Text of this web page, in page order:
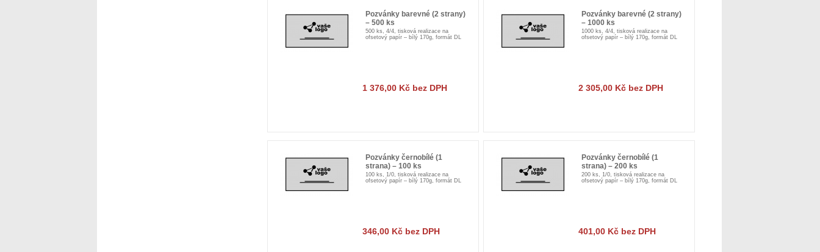
Pozvánky barevné (2 strany)
– 500 ks
500 ks, 4/4, tisková realizace na
ofsetový papír – bílý 170g, formát DL
1 376,00 Kč bez DPH
Pozvánky barevné (2 strany)
– 1000 ks
1000 ks, 4/4, tisková realizace na
ofsetový papír – bílý 170g, formát DL
2 305,00 Kč bez DPH
Pozvánky černobílé (1
strana) – 100 ks
100 ks, 1/0, tisková realizace na
ofsetový papír – bílý 170g, formát DL
346,00 Kč bez DPH
Pozvánky černobílé (1
strana) – 200 ks
200 ks, 1/0, tisková realizace na
ofsetový papír – bílý 170g, formát DL
401,00 Kč bez DPH